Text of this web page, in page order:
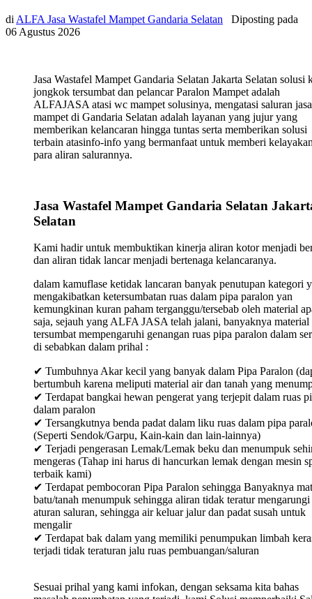
di ALFA Jasa Wastafel Mampet Gandaria Selatan
Diposting pada
06 Agustus 2026
Jasa Wastafel Mampet Gandaria Selatan Jakarta Selatan solusi
jongkok tersumbat dan pelancar Paralon Mampet adalah
ALFAJASA atasi wc mampet solusinya, mengatasi saluran jasa
mampet di Gandaria Selatan adalah layanan yang jujur yang
memberikan kelancaran hingga tuntas serta memberikan solusi
terbain atasinfo-info yang bermanfaat untuk memberi
para aliran salurannya.
Jasa Wastafel Mampet Gandaria Selatan
Selatan
Kami hadir untuk membuktikan kinerja aliran kotor menjadi
dan aliran tidak lancar menjadi bertenaga kelancaranya.
dalam kamuflase ketidak lancaran banyak penutupan kategori
mengakibatkan ketersumbatan ruas dalam pipa paralon yan
kemungkinan kuran paham terganggu/tersebab oleh material
saja, sejauh yang ALFA JASA telah jalani, banyaknya material
tersumbat mempengaruhi genangan ruas pipa paralon dalam
di sebabkan dalam prihal :
✔ Tumbuhnya Akar kecil yang banyak dalam Pipa Paralon
bertumbuh karena meliputi material air dan tanah yang
✔ Terdapat bangkai hewan pengerat yang terjepit dalam ruas
dalam paralon
✔ Tersangkutnya benda padat dalam liku ruas dalam pipa
(Seperti Sendok/Garpu, Kain-kain dan lain-lainnya)
✔ Terjadi pengerasan Lemak/Lemak beku dan menumpuk
mengeras (Tahap ini harus di hancurkan lemak dengan mesin
terbaik kami)
✔ Terdapat pembocoran Pipa Paralon sehingga Banyaknya
batu/tanah menumpuk sehingga aliran tidak teratur mengarungi
aturan saluran, sehingga air keluar jalur dan padat susah untuk
mengalir
✔ Terdapat bak dalam yang memiliki penumpukan limbah
terjadi tidak teraturan jalu ruas pembuangan/saluran
Sesuai prihal yang kami infokan, dengan seksama kita bahas